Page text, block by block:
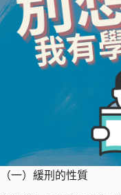
（一）緩刑的性質